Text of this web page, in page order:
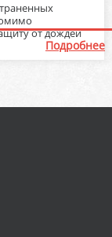
от дождей
Подробнее